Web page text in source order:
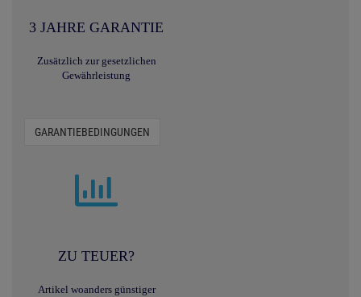
3 JAHRE GARANTIE
Zusätzlich zur gesetzlichen
Gewährleistung
GARANTIEBEDINGUNGEN
ZU TEUER?
Artikel woanders günstiger